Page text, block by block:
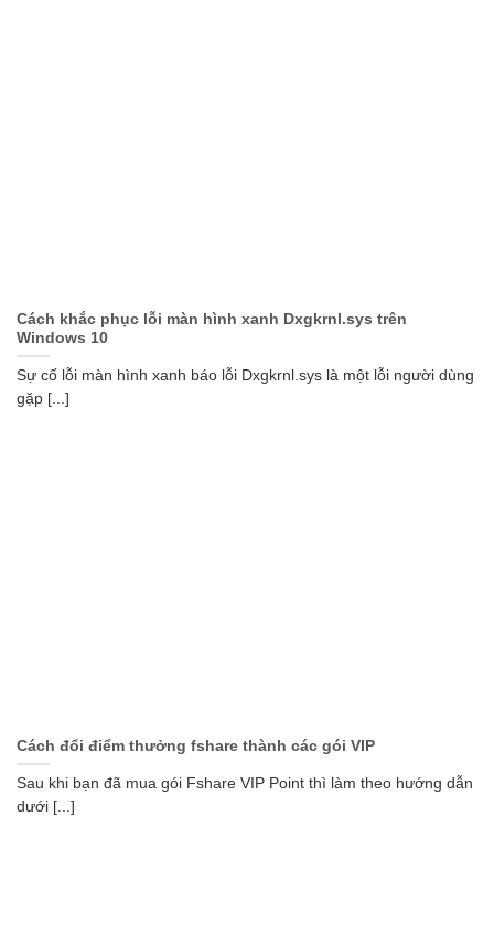
Cách khắc phục lỗi màn hình xanh Dxgkrnl.sys trên
Windows 10
Sự cố lỗi màn hình xanh báo lỗi Dxgkrnl.sys là một lỗi người dùng
gặp [...]
Cách đổi điểm thưởng fshare thành các gói VIP
Sau khi bạn đã mua gói Fshare VIP Point thì làm theo hướng dẫn
dưới [...]